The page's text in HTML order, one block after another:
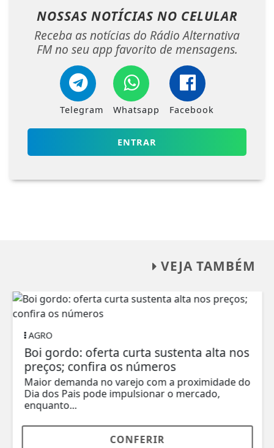
NOSSAS NOTÍCIAS NO CELULAR
Receba as notícias do Rádio Alternativa
FM no seu app favorito de mensagens.
Telegram Whatsapp Facebook
ENTRAR
VEJA TAMBÉM
AGRO
Boi gordo: oferta curta sustenta alta nos
preços; confira os números
Maior demanda no varejo com a proximidade do
Dia dos Pais pode impulsionar o mercado,
enquanto...
CONFERIR